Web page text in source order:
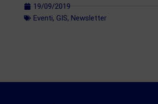
19/09/2019
Eventi, GIS, Newsletter